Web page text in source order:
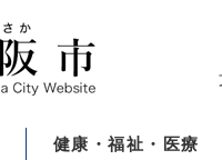
健康・福祉・医療